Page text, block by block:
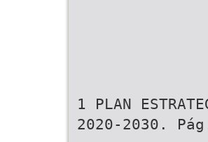
1 PLAN
2020-2030.